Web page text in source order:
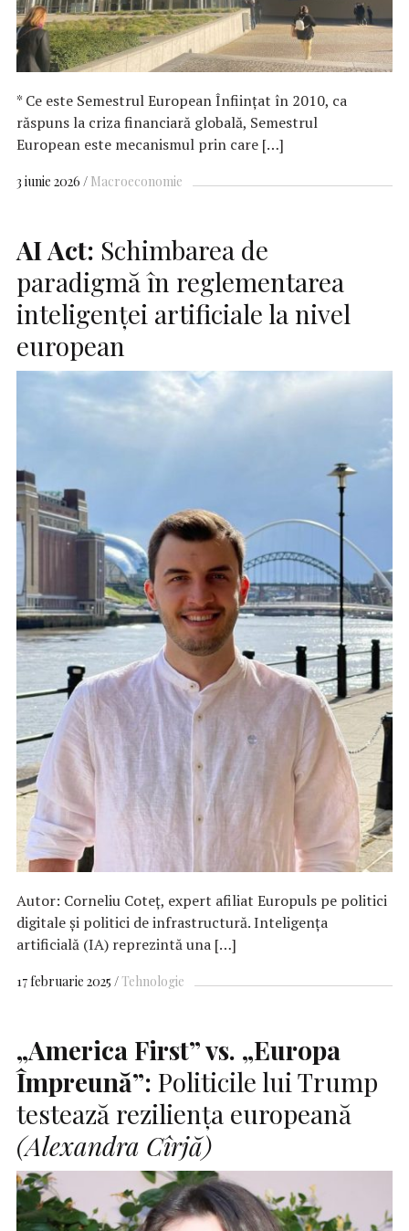
* Ce este Semestrul European Înființat în 2010, ca
răspuns la criza financiară globală, Semestrul
European este mecanismul prin care […]
3 iunie 2026 Macroeconomie
AIAct: Schimbarea de
paradigmă în reglementarea
inteligenței artificiale la nivel
european
Autor: Corneliu Coteţ, expert afiliat Europuls pe politici
digitale și politici de infrastructură. Inteligența
artificială (IA) reprezintă una […]
17 februarie 2025 Tehnologie
„America First” vs. „Europa
Împreună”: Politicile lui Trump
testează reziliența europeană
(Alexandra Cîrjă)